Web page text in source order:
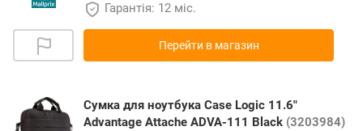
Гарантія: 12 міс.
Перейти в магазин
Сумка для ноутбука Case Logic 11.6"
Advantage Attache ADVA-111 Black (3203984)